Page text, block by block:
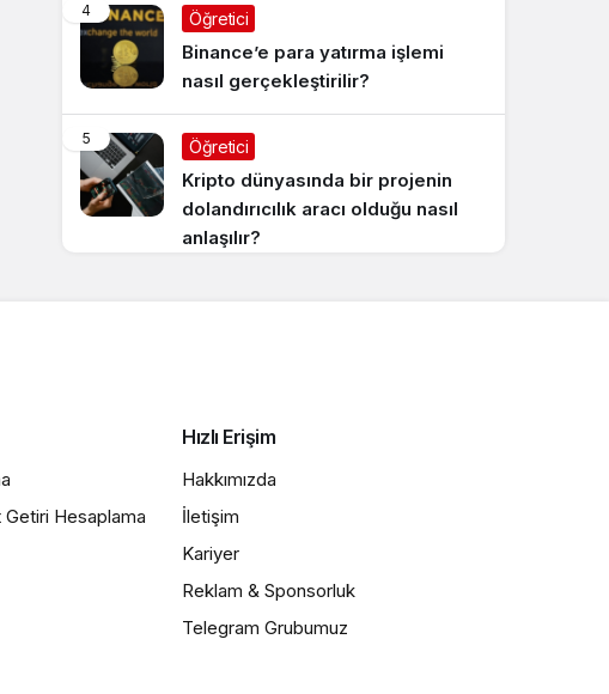
4 Öğretici
Binance’e para yatırma işlemi
nasıl gerçekleştirilir?
5 Öğretici
Kripto dünyasında bir projenin
dolandırıcılık aracı olduğu nasıl
anlaşılır?
Getiri Hesaplama
Hızlı Erişim
Hakkımızda
İletişim
Kariyer
Reklam & Sponsorluk
Telegram Grubumuz